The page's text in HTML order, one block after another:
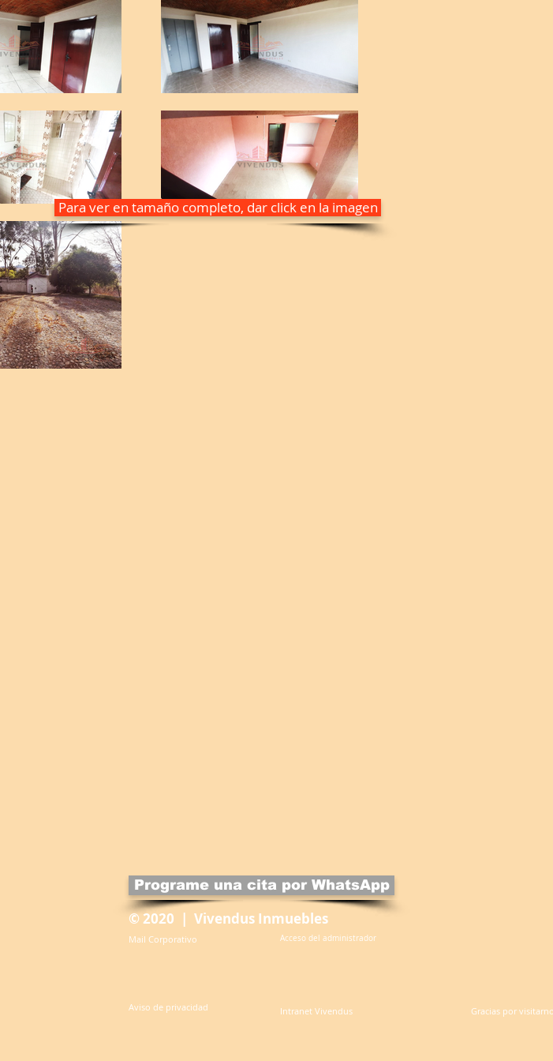
Para ver en tamaño completo, dar click en la imagen
Programe una cita por WhatsApp
© 2020 | Vivendus Inmuebles
Mail Corporativo Acceso del administrador
Aviso de privacidad Intranet Vivendus Gracias por